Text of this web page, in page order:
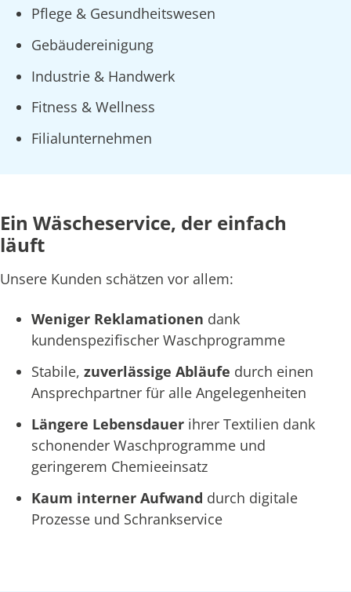
Pflege & Gesundheitswesen
Gebäudereinigung
Industrie & Handwerk
Fitness & Wellness
Filialunternehmen
Ein Wäscheservice, der einfach
läuft
Unsere Kunden schätzen vor allem:
Weniger Reklamationen dank
kundenspezifischer Waschprogramme
Stabile, zuverlässige Abläufe durch einen
Ansprechpartner für alle Angelegenheiten
Längere Lebensdauer ihrer Textilien dank
schonender Waschprogramme und
geringerem Chemieeinsatz
Kaum interner Aufwand durch digitale
Prozesse und Schrankservice